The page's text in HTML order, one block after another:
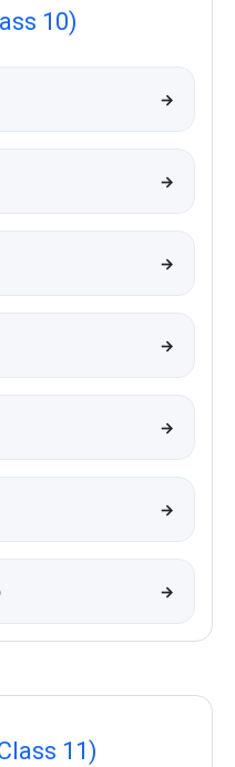
10)
→
→
→
→
→
→
→
11)